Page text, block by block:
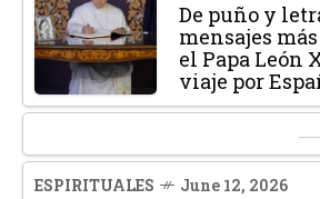
De puño y
mensajes
el Papa León
viaje por
ESPIRITUALES June 12, 2026